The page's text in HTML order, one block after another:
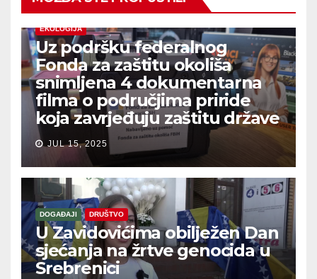
EKOLOGIJA
Uz podršku federalnog
Fonda za zaštitu okoliša
snimljena 4 dokumentarna
filma o područjima priride
koja zavrjeđuju zaštitu države
JUL 15, 2025
DOGAĐAJI DRUŠTVO
U Zavidovićima obilježen Dan
sjećanja na žrtve genocida u
Srebrenici